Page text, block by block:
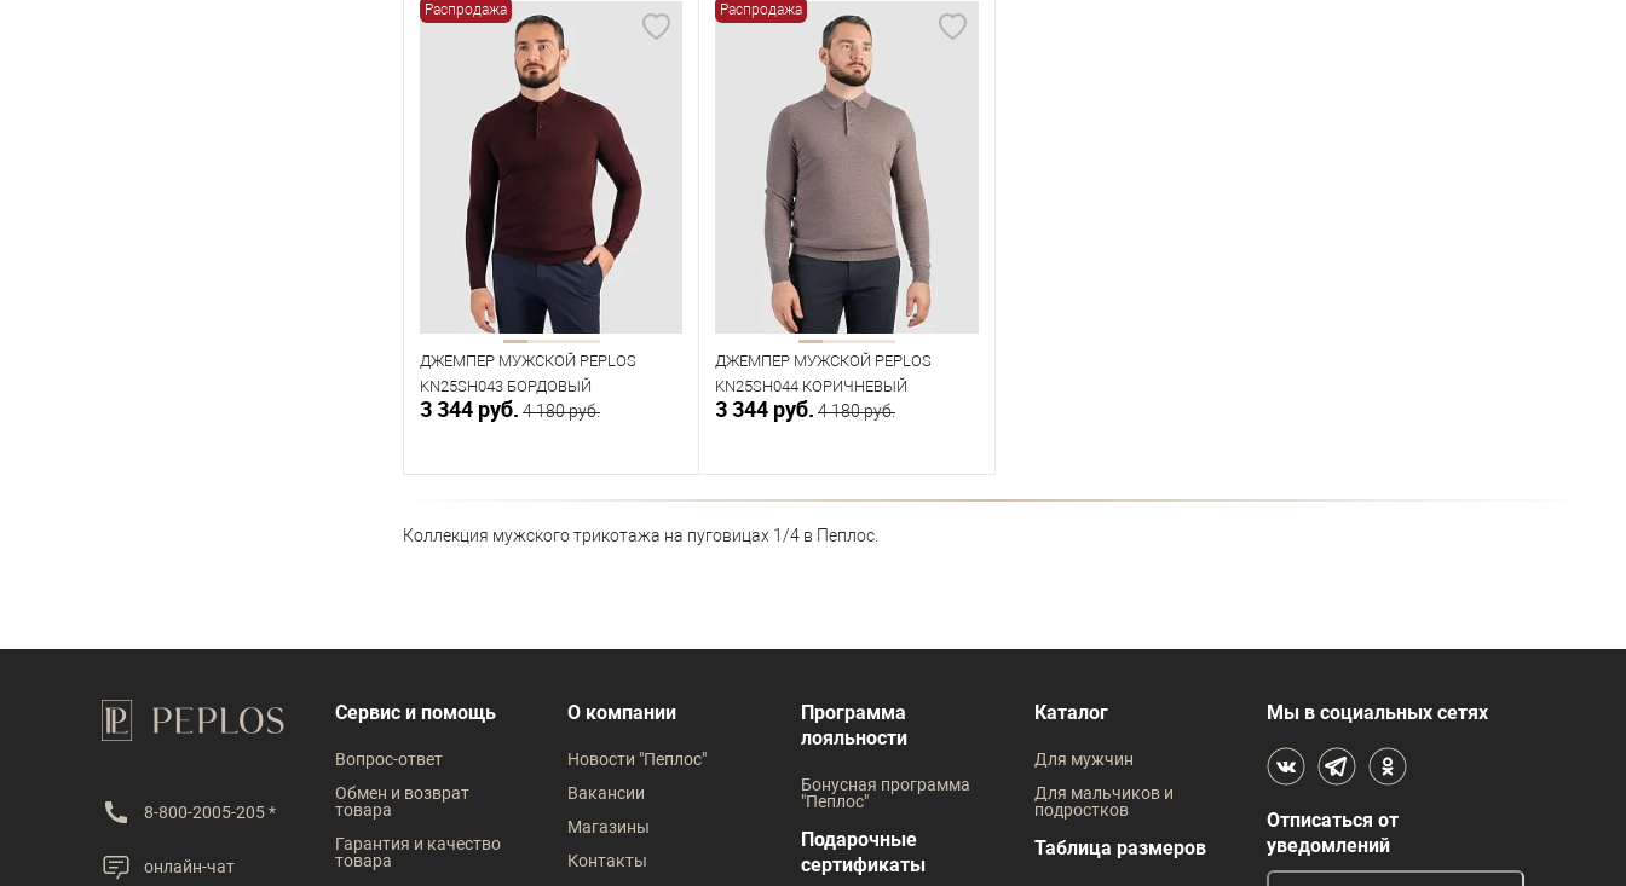
В корзину
Таблица размеров
Размер одежды
104 112
В корзину
Таблица размеров
Размер одежды
Распродажа
ДЖЕМПЕР МУЖСКОЙ PEPLOS
KN25SH043 БОРДОВЫЙ
3 344 руб. 4 180 руб.
Размер одежды
Распродажа
ДЖЕМПЕР МУЖСКОЙ PEPLOS
KN25SH044 КОРИЧНЕВЫЙ
3 344 руб. 4 180 руб.
Размер одежды
Коллекция мужского трикотажа на пуговицах 1/4 в Пеплос.
8-800-2005-205 *
онлайн-чат
Сервис и помощь
Вопрос-ответ
Обмен и возврат
товара
Гарантия и качество
товара
О компании
Новости "Пеплос"
Вакансии
Магазины
Контакты
Программа
лояльности
Бонусная программа
"Пеплос"
Подарочные
сертификаты
Каталог
Для мужчин
Для мальчиков и
подростков
Таблица размеров
Мы в социальных сетях
Отписаться от
уведомлений